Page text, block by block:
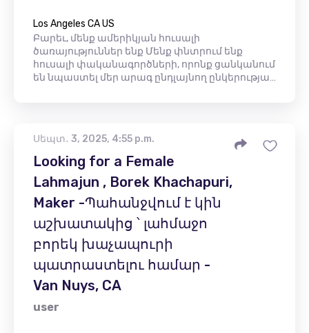
Los Angeles CA US
Բարեւ, մենք ամերիկյան հուսալի
ծառայություններ ենք Մենք փնտրում ենք
հուսալի փականագործների, որոնք ցանկանում
են նպաստել մեր արագ ընդլայնող ընկերությա…
Սեպտ․ 3, 2025, 4:55 p.m.
Looking for a Female
Lahmajun , Borek Khachapuri,
Maker -Պահանջվում է կին
աշխատակից ՝ լահմաջո
բորեկ խաչապուրի
պատրաստելու համար -
Van Nuys, CA
user